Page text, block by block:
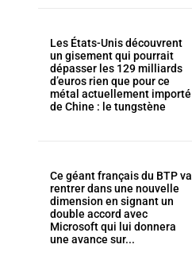
Les États-Unis découvrent
un gisement qui pourrait
dépasser les 129 milliards
d’euros rien que pour ce
métal actuellement importé
de Chine : le tungstène
Ce géant français du BTP va
rentrer dans une nouvelle
dimension en signant un
double accord avec
Microsoft qui lui donnera
une avance sur...